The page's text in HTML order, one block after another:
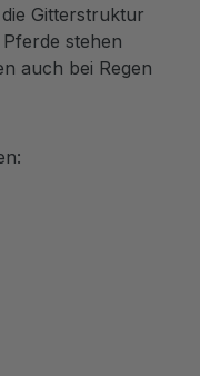
Gitterstruktur
stehen
auch bei Regen